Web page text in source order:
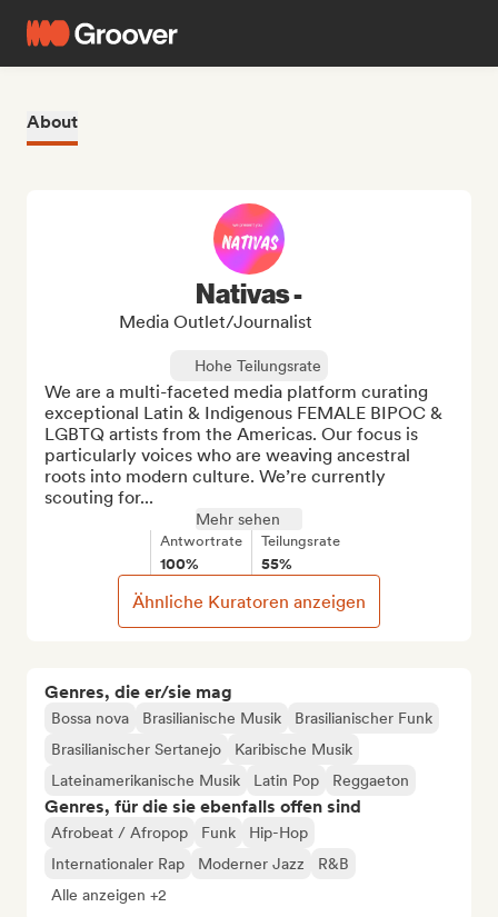
About
Genres, die er/sie mag
Bossa nova Brasilianische Musik
Brasilianischer Funk
Brasilianischer Sertanejo
Karibische Musik
Lateinamerikanische Musik
Latin Pop Reggaeton
Genres, für die sie ebenfalls offen sind
Afrobeat / Afropop Funk
Hip-Hop
Internationaler Rap
Moderner Jazz
R&B
Alle anzeigen +2
Nativas -
Media Outlet/Journalist
Hohe Teilungsrate
We are a multi-faceted media platform curating
exceptional Latin & Indigenous FEMALE BIPOC &
LGBTQ artists from the Americas. Our focus is
particularly voices who are weaving ancestral
roots into modern culture. We’re currently
scouting for...
Mehr sehen
Antwortrate
100%
Teilungsrate
55%
Ähnliche Kuratoren anzeigen